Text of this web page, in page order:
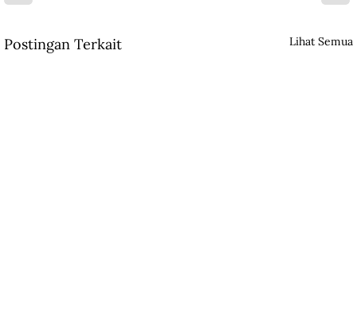
Postingan Terkait Lihat Semua